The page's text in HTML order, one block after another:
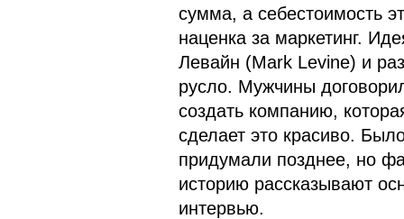
сумма, а себестоимость
наценка за маркетинг.
Левайн (Mark Levine) и
русло. Мужчины
создать компанию,
сделает это красиво.
придумали позднее, но
историю рассказывают
интервью.